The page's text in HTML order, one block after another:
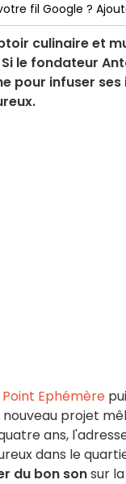
fil Google ?
culinaire et
le fondateur
pour infuser
Point Ephémère
nouveau projet
ans,
dans le
du bon sonsur la